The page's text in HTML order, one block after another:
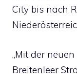
City bis nach
„Mit der
Breitenleer